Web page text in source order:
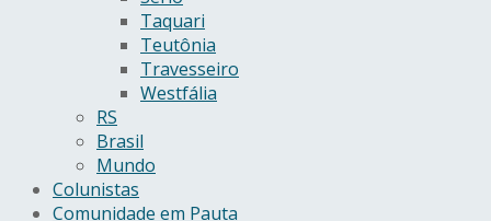
Taquari
Teutônia
Travesseiro
Westfália
RS
Brasil
Mundo
Colunistas
Comunidade em Pauta